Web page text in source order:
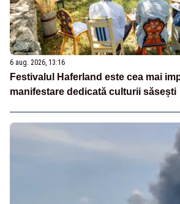
6 aug. 2026, 13:16
Festivalul Haferland este cea mai
manifestare dedicată culturii săsești